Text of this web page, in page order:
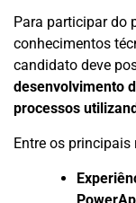
Para participar do
conhecimentos
candidato deve
desenvolvimento
processos
Entre os